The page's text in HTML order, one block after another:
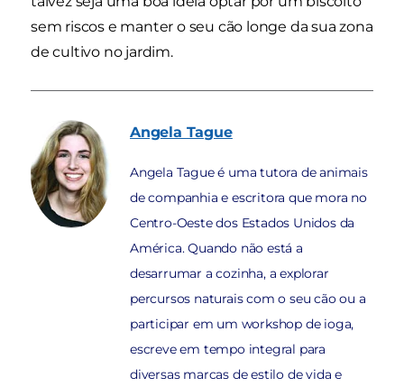
sem riscos e manter o seu cão longe da sua zona
de cultivo no jardim.
Angela Tague
Angela Tague é uma tutora de animais
de companhia e escritora que mora no
Centro-Oeste dos Estados Unidos da
América. Quando não está a
desarrumar a cozinha, a explorar
percursos naturais com o seu cão ou a
participar em um workshop de ioga,
escreve em tempo integral para
diversas marcas de estilo de vida e